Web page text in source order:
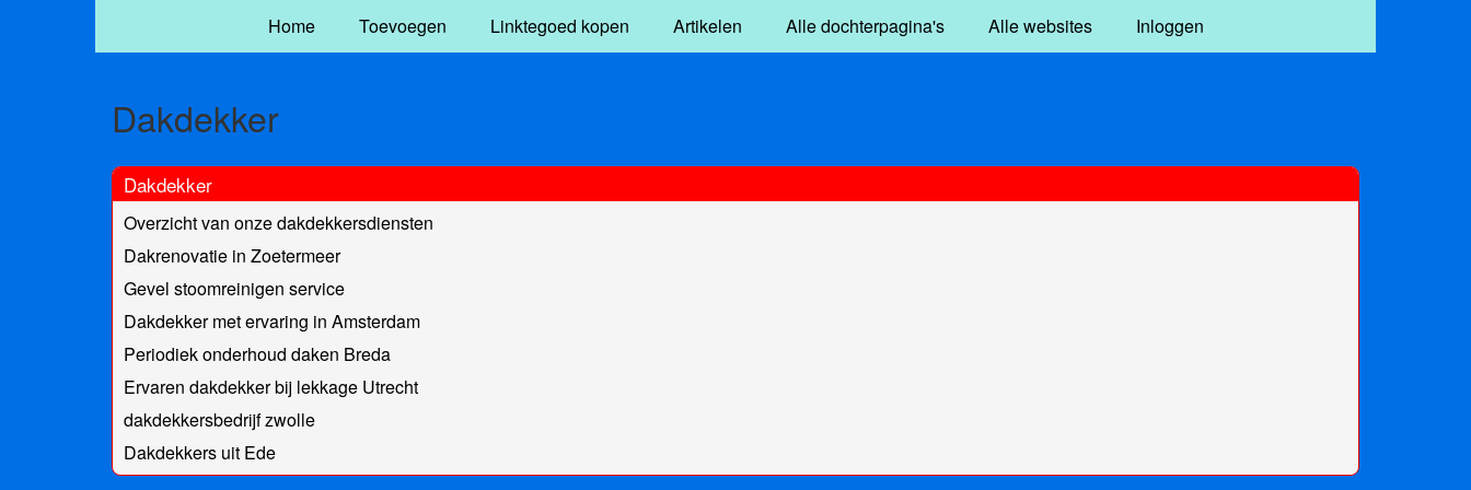
Home Toevoegen Linktegoed kopen Artikelen Alle dochterpagina's Alle websites Inloggen
Dakdekker
Dakdekker
Overzicht van onze dakdekkersdiensten
Dakrenovatie in Zoetermeer
Gevel stoomreinigen service
Dakdekker met ervaring in Amsterdam
Periodiek onderhoud daken Breda
Ervaren dakdekker bij lekkage Utrecht
dakdekkersbedrijf zwolle
Dakdekkers uit Ede